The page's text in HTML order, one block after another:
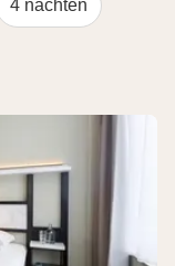
4 nachten